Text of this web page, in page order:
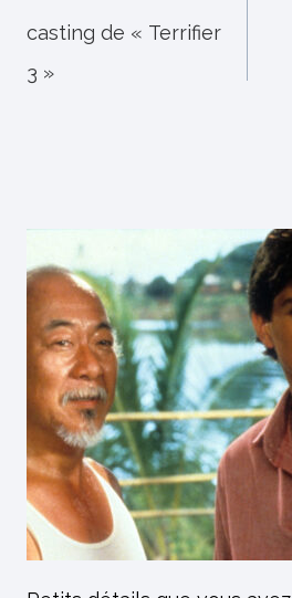
l’article
casting de « Terrifier
3 »